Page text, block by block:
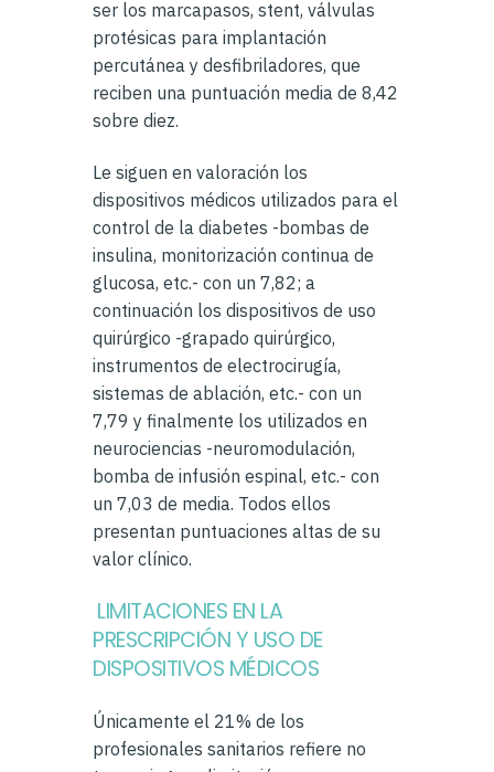
ser los marcapasos, stent, válvulas
protésicas para implantación
percutánea y desfibriladores, que
reciben una puntuación media de 8,42
sobre diez.
Le siguen en valoración los
dispositivos médicos utilizados para el
control de la diabetes -bombas de
insulina, monitorización continua de
glucosa, etc.- con un 7,82; a
continuación los dispositivos de uso
quirúrgico -grapado quirúrgico,
instrumentos de electrocirugía,
sistemas de ablación, etc.- con un
7,79 y finalmente los utilizados en
neurociencias -neuromodulación,
bomba de infusión espinal, etc.- con
un 7,03 de media. Todos ellos
presentan puntuaciones altas de su
valor clínico.
LIMITACIONES EN LA
PRESCRIPCIÓN Y USO DE
DISPOSITIVOS MÉDICOS
Únicamente el 21% de los
profesionales sanitarios refiere no